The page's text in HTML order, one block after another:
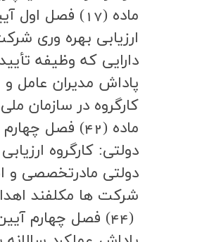
ماده (17)
ارزيابي بهره وري
دارايي كه وظيفه
پاداش مديران عامل
كارگروه در سازمان
ماده (42)
دولتی: كارگروه
شركت ها مكلفند
(44) فصل چهارم